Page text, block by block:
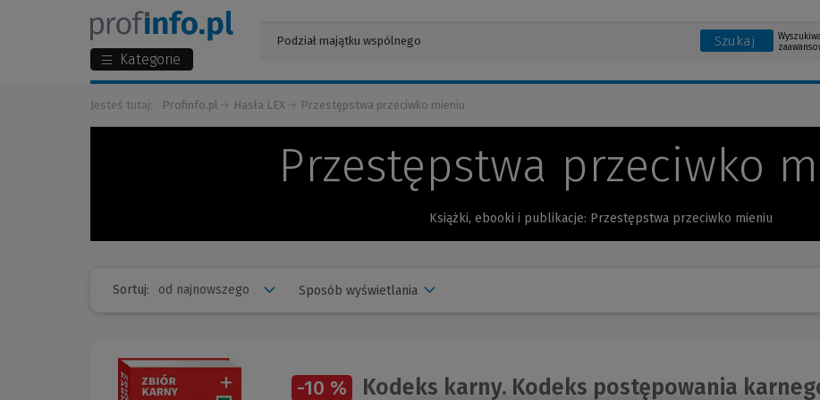
Kategorie
Szukaj
Jesteś tutaj: Profinfo.pl Hasła LEX Przestępstwa przeciwko mieniu
Przestępstwa przeciwko
Książki, ebooki i publikacje: Przestępstwa przeciwko mieniu
Sortuj: Sposób wyświetlania
-10 % Kodeks karny. Kodeks postępowania